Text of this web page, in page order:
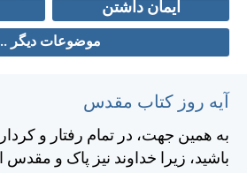
ایمان داشتن
موضوعات دیگر
آیه روز کتاب مقدس
به همين جهت، در تمام رفتار و
باشيد، زيرا خداوند نيز پاک و